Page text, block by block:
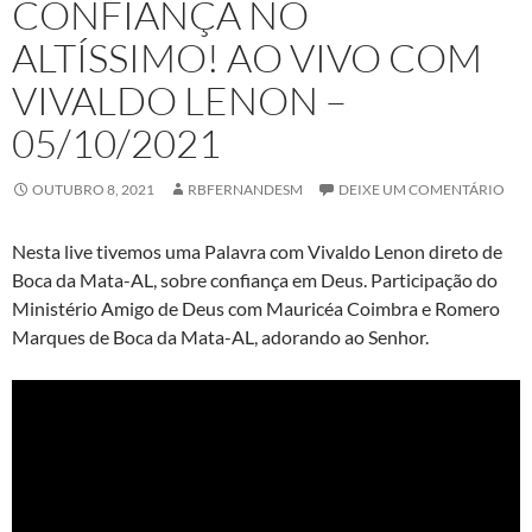
CONFIANÇA NO
ALTÍSSIMO! AO VIVO COM
VIVALDO LENON –
05/10/2021
OUTUBRO 8, 2021 RBFERNANDESM DEIXE UM COMENTÁRIO
Nesta live tivemos uma Palavra com Vivaldo Lenon direto de
Boca da Mata-AL, sobre confiança em Deus. Participação do
Ministério Amigo de Deus com Mauricéa Coimbra e Romero
Marques de Boca da Mata-AL, adorando ao Senhor.